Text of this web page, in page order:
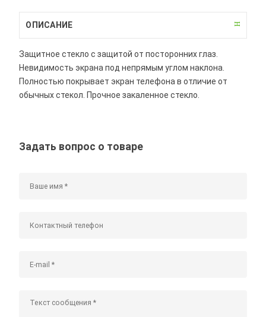
ОПИСАНИЕ
Защитное стекло с защитой от посторонних глаз.
Невидимость экрана под непрямым углом наклона.
Полностью покрывает экран телефона в отличие от
обычных стекол. Прочное закаленное стекло.
Задать вопрос о товаре